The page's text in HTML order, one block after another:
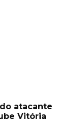
atacante
Vitória